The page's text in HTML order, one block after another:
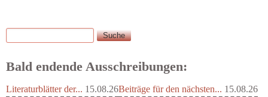
Suchformular
Suche
Bald endende Ausschreibungen:
Literaturblätter der... 15.08.26Beiträge für den nächsten... 15.08.26